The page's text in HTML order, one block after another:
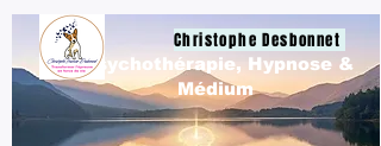
Christophe Desbonnet
Psychothérapie, Hypnose &
Médium